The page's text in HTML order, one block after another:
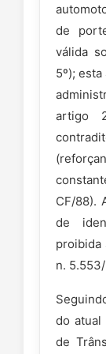
de
válida
5º);
artigo
CF/88).
de
proibida
n.
do atual
de